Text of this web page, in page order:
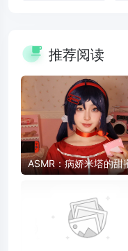
推荐阅读
ASMR：病娇米塔的甜
伴 - 药片、卡带、护肤